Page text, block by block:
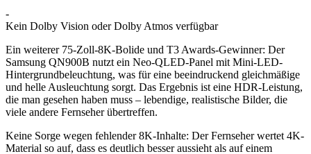
-
Kein Dolby Vision oder Dolby Atmos verfügbar
Ein weiterer 75-Zoll-8K-Bolide und T3 Awards-Gewinner: Der
Samsung QN900B nutzt ein Neo-QLED-Panel mit Mini-LED-
Hintergrundbeleuchtung, was für eine beeindruckend gleichmäßige
und helle Ausleuchtung sorgt. Das Ergebnis ist eine HDR-Leistung,
die man gesehen haben muss – lebendige, realistische Bilder, die
viele andere Fernseher übertreffen.
Keine Sorge wegen fehlender 8K-Inhalte: Der Fernseher wertet 4K-
Material so auf, dass es deutlich besser aussieht als auf einem